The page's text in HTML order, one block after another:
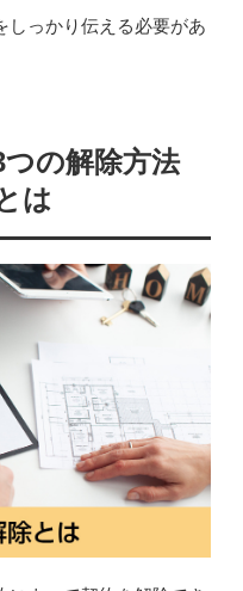
しっかり伝える必要があ
の解除方法
は